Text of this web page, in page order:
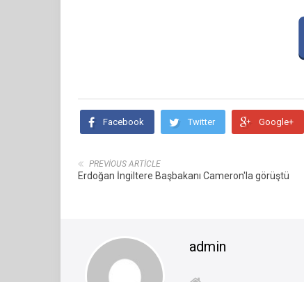
Facebook Twitter Google+
PREVIOUS ARTICLE
Erdoğan İngiltere Başbakanı Cameron'la görüştü
admin